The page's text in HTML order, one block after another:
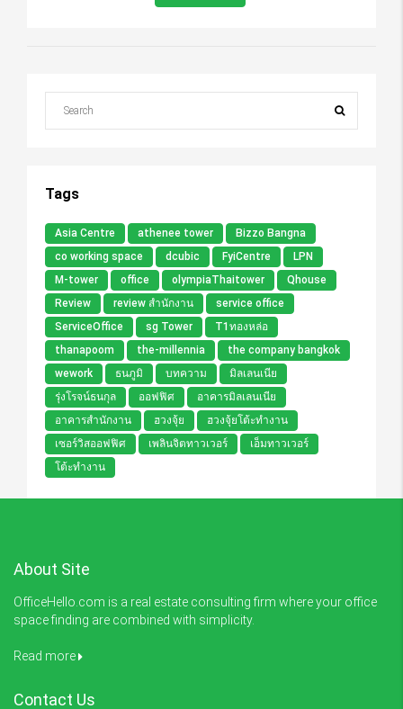
Tags
Asia Centre athenee tower
Bizzo Bangna
co working space
dcubic FyiCentre
LPN
M-tower
office olympiaThaitower
Qhouse
Review
review สำนักงาน
service office
ServiceOffice
sg Tower
T1ทองหล่อ
thanapoom
the-millennia
the company bangkok
wework
ธนภูมิ บทความ
มิลเลนเนีย
รุ่งโรจน์ธนกุล
ออฟฟิศ
อาคารมิลเลนเนีย
อาคารสำนักงาน
ฮวงจุ้ย
ฮวงจุ้ยโต้ะทำงาน
เซอร์วิสออฟฟิศ
เพลินจิตทาวเวอร์
เอ็มทาวเวอร์
โต้ะทำงาน
About Site
OfficeHello.com is a real estate consulting firm where your office
space finding are combined with simplicity.
Read more
Contact Us